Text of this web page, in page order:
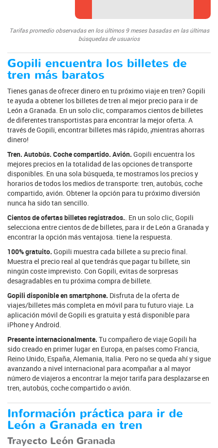
Tarifas promedio observadas en los últimos 9 meses basadas en las últimas
búsquedas de usuarios
Gopili encuentra los billetes de
tren más baratos
Tienes ganas de ofrecer dinero en tu próximo viaje en tren? Gopili
te ayuda a obtener los billetes de tren al mejor precio para ir de
León a Granada. En un solo clic, comparamos cientos de billetes
de diferentes transportistas para encontrar la mejor oferta. A
través de Gopili, encontrar billetes más rápido, ¡mientras ahorras
dinero!
Tren. Autobús. Coche compartido. Avión. Gopili encuentra los
mejores precios en la totalidad de las opciones de transporte
disponibles. En una sola búsqueda, te mostramos los precios y
horarios de todos los medios de transporte: tren, autobús, coche
compartido, avión. Obtener la opción para tu próximo diversión
nunca ha sido tan sencillo.
Cientos de ofertas billetes registrados. . En un solo clic, Gopili
selecciona entre cientos de de billetes, para ir de León a Granada y
encontrar la opción más ventajosa. tiene la respuesta.
100% gratuito. Gopili muestra cada billete a su precio final.
Muestra el precio real al que tendrás que pagar tu billete, sin
ningún coste imprevisto. Con Gopili, evitas de sorpresas
desagradables en tu próxima compra de billete.
Gopili disponible en smartphone. Disfruta de la oferta de
viajes/billetes más completa en móvil para tu futuro viaje. La
aplicación móvil de Gopili es gratuita y está disponible para
iPhone y Android.
Presente internacionalmente. Tu compañero de viaje Gopili ha
sido creado en primer lugar en Europa, en países como Francia,
Reino Unido, España, Alemania, Italia. Pero no se queda ahí y sigue
avanzando a nivel internacional para acompañar a al mayor
número de viajeros a encontrar la mejor tarifa para desplazarse en
tren, autobús, coche compartido o avión.
Información práctica para ir de
León a Granada en tren
Trayecto León Granada